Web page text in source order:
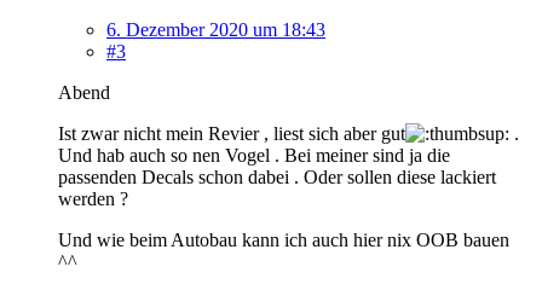
6. Dezember 2020 um 18:43
#3
Abend
Ist zwar nicht mein Revier , liest sich aber gut
.
Und hab auch so nen Vogel . Bei meiner sind ja die
passenden Decals schon dabei . Oder sollen diese lackiert
werden ?
Und wie beim Autobau kann ich auch hier nix OOB bauen
^^